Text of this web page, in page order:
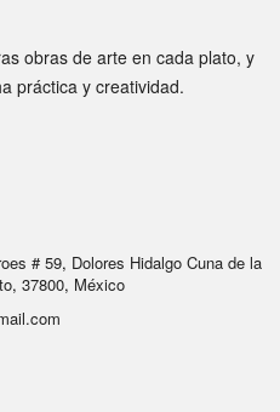
obras de arte en cada plato, y
práctica y creatividad.
# 59, Dolores Hidalgo Cuna de la
, 37800, México